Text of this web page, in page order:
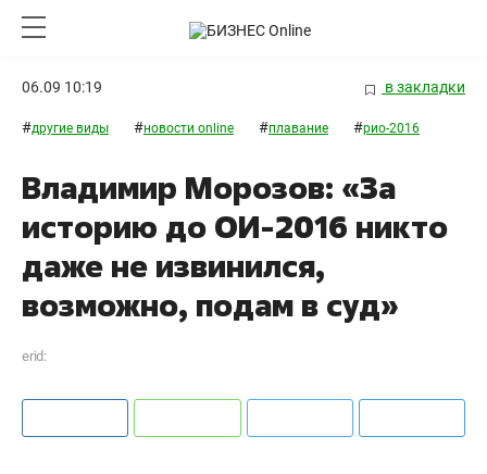
06.09 10:19 в закладки
#другие виды #новости online #плавание #рио-2016
Владимир Морозов: «За
историю до ОИ-2016 никто
даже не извинился,
возможно, подам в суд»
erid: